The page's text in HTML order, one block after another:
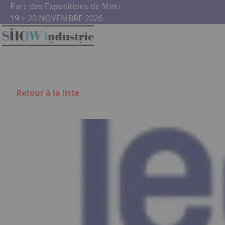
Aller au contenu principal
Parc des Expositions de Metz
19 > 20 NOVEMBRE 2026
Retour à la liste
Panneau de gestion des cookies